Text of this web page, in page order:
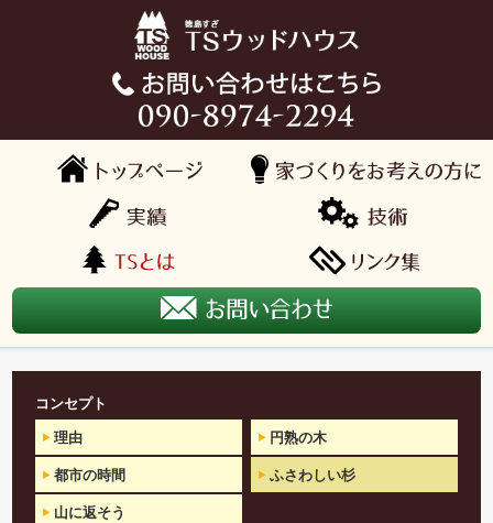
コンセプト
理由 円熟の木
都市の時間 ふさわしい杉
山に返そう